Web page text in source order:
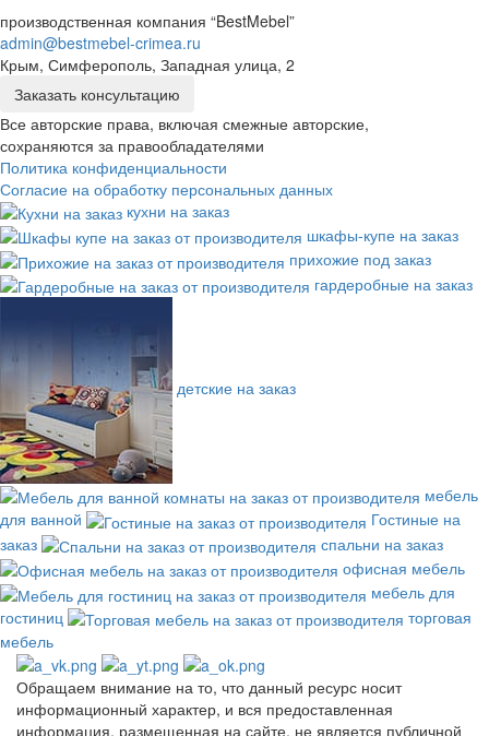
производственная компания “BestMebel”
admin@bestmebel-crimea.ru
Крым, Симферополь, Западная улица, 2
Заказать консультацию
Все авторские права, включая смежные авторские,
сохраняются за правообладателями
Политика конфиденциальности
Согласие на обработку персональных данных
кухни на заказ
шкафы-купе на заказ
прихожие под заказ
гардеробные на заказ
детские на заказ
мебель
для ванной
Гостиные на
заказ
спальни на заказ
офисная мебель
мебель для
гостиниц
торговая
мебель
Обращаем внимание на то, что данный ресурс носит
информационный характер, и вся предоставленная
информация, размещенная на сайте, не является публичной